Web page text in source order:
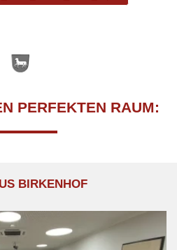
PERFEKTEN RAUM:
BIRKENHOF